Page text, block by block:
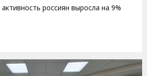
россиян выросла на 9%